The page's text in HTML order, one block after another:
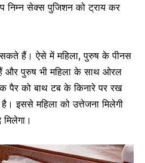
सेक्स पुजिशन को ट्राय कर
हैं। ऐसे में महिला, पुरुष केपीनस
और पुरुष भी महिला के साथ ओरल
को बाथ टब के किनारे पर रख
। इससे महिला को उत्तेजना मिलेगी